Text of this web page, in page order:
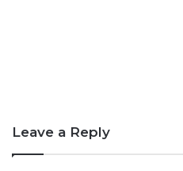
Leave a Reply